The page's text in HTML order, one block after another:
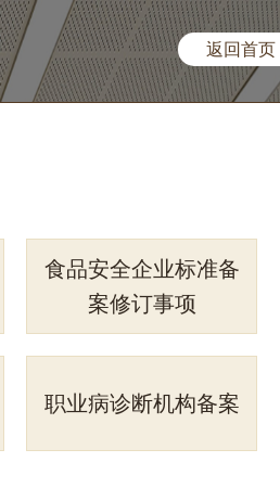
返回首页
食品安全企业标准备
案修订事项
职业病诊断机构备案